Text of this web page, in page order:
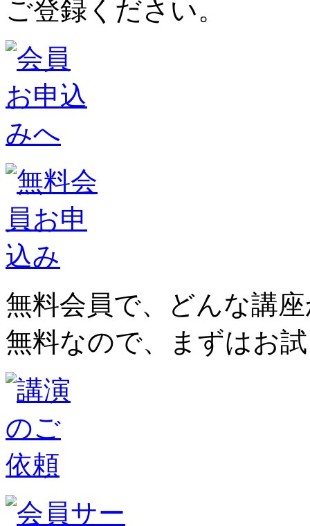
無料会員で、どんな講
無料なので、まずはお